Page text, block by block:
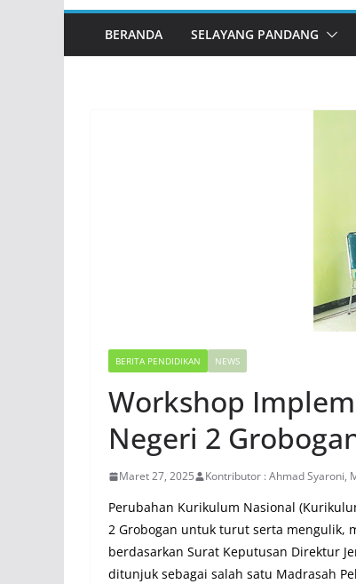
Tahun 2026
Infografis Persiapan Guru
BERANDA SELAYANG PANDANG
BERITA PENDIDIKAN NEWS
Workshop
Negeri 2
Maret 27, 2025 Kontributor : Ahmad Syaroni,
Perubahan Kurikulum Nasional
2 Grobogan untuk turut serta mengulik,
berdasarkan Surat Keputusan Direktur
ditunjuk sebagai salah satu Madrasah